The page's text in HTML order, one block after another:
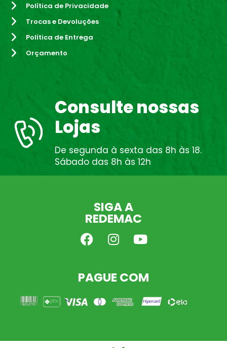
Política de Privacidade
Trocas e Devoluções
Política de Entrega
Orçamento
Consulte nossas
Lojas
De segunda à sexta das 8h às 18.
Sábado das 8h às 12h
SIGA A
REDEMAC
PAGUE COM